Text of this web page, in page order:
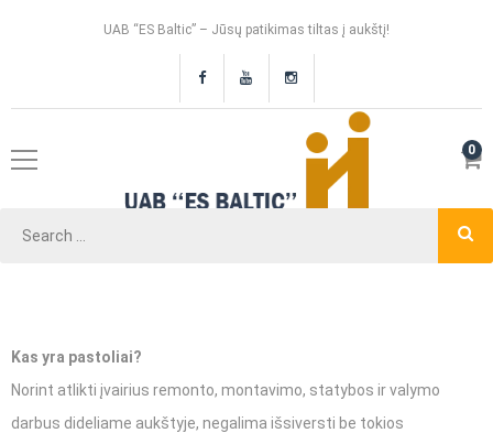
UAB “ES Baltic” – Jūsų patikimas tiltas į aukštį!
0
Kas yra pastoliai?
Norint atlikti įvairius remonto, montavimo, statybos ir valymo
darbus dideliame aukštyje, negalima išsiversti be tokios